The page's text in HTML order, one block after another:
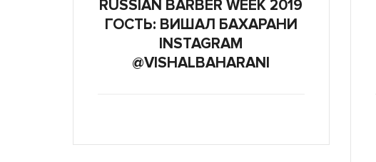
RUSSIAN BARBER WEEK 2019
ГОСТЬ: ВИШАЛ БАХАРАНИ
INSTAGRAM
@VISHALBAHARANI